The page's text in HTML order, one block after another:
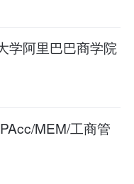
学阿里巴巴商学院
MEM/工商管